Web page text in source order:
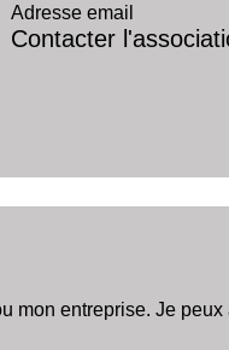
Adresse email
Contacter
mon entreprise. Je